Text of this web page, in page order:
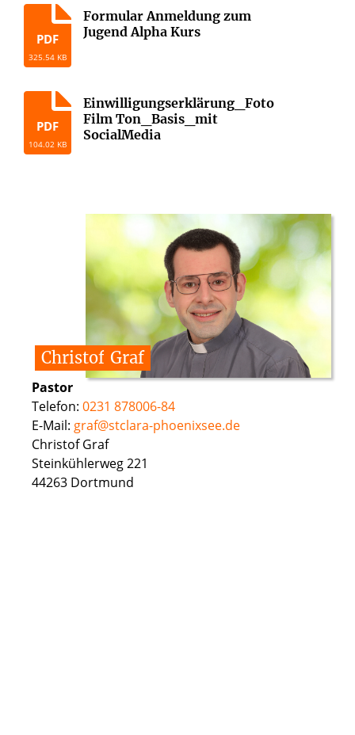
PDF
325.54 KB
Formular Anmeldung zum
Jugend Alpha Kurs
PDF
104.02 KB
Einwilligungserklärung_Foto
Film Ton_Basis_mit
SocialMedia
Christof Graf
Pastor
Telefon: 0231 878006-84
E-Mail: graf@stclara-phoenixsee.de
Christof Graf
Steinkühlerweg 221
44263 Dortmund